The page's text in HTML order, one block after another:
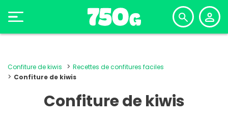
Confiture de kiwis
Recettes de confitures faciles
Confiture de kiwis
Confiture de kiwis